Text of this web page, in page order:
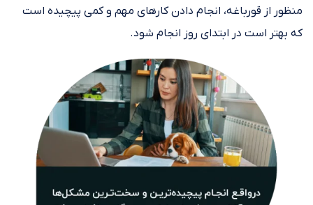
منظور از قورباغه، انجام دادن کارهای مهم و کمی پیچیده است
که بهتر است در ابتدای روز انجام شود.